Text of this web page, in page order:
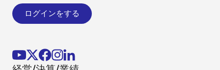
ログインをする